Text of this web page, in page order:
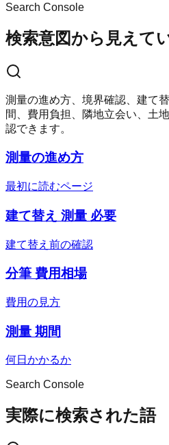
Search Console
検索意図から見えて
測量の進め方、境界確認、建て
間、費用負担、隣地立会い、土
認できます。
測量の進め方
最初に読むページ
建て替え 測量 必要
建て替え前の確認
分筆 費用相場
費用の見方
測量 期間
何日かかるか
Search Console
実際に検索された語